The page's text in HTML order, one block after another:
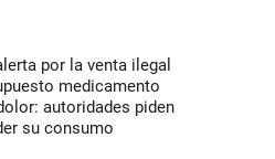
por la venta ilegal
medicamento
autoridades piden
su consumo